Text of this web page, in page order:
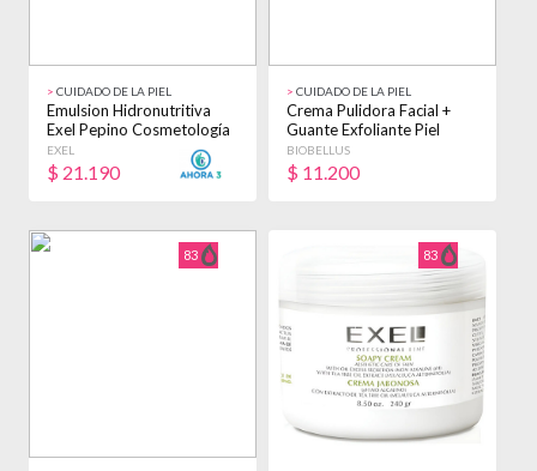
> CUIDADO DE LA PIEL
Emulsion Hidronutritiva
Exel Pepino Cosmetología
X 250ml Pepino
EXEL
$ 21.190
> CUIDADO DE LA PIEL
Crema Pulidora Facial +
Guante Exfoliante Piel
Profesional Todo Tipo De
Piel Día/noche
BIOBELLUS
$ 11.200
83 83